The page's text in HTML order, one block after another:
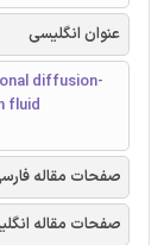
عنوان انگلیسی
diffusion-
fluid
صفحات مقاله
صفحات مقاله